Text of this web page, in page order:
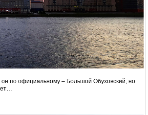
по официальному – Большой Обуховский, но